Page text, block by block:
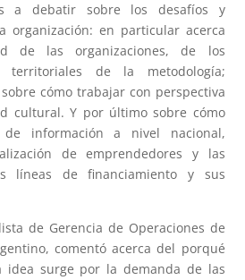
a debatir sobre los desafíos y
organización: en particular acerca
de las organizaciones, de los
territoriales de la metodología;
cómo trabajar con perspectiva
cultural. Y por último sobre cómo
información a nivel nacional,
de emprendedores y las
líneas de financiamiento y sus
de Gerencia de Operaciones de
comentó acerca del porqué
idea surge por la demanda de las